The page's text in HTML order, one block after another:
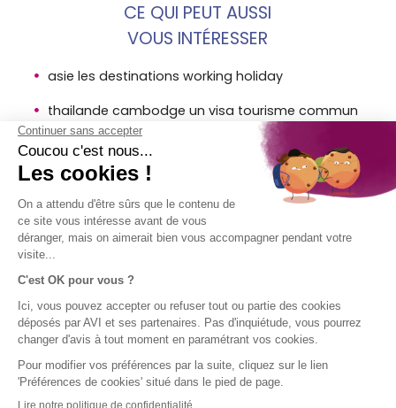
CE QUI PEUT AUSSI
VOUS INTÉRESSER
asie les destinations working holiday
thailande cambodge un visa tourisme commun
fin 2017
cambodge incontournables avi assurance
voyage
MENTIONS
légales AVI
Conditions
générales
d'utilisation
Politique
SOCIÉTÉ
voyage en
bref
Groupe SPB
ACCÈS
Aide
SUIVEZ-